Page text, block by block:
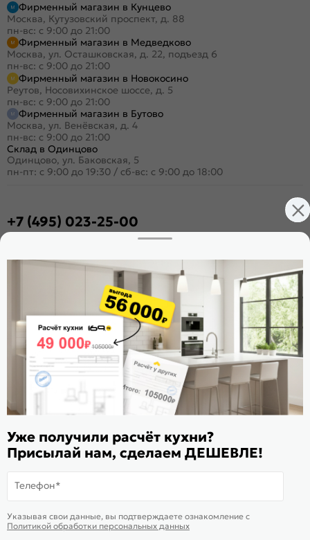
Фирменный магазин в Кунцево
Москва, Кутузовский проспект, д. 88
пн-вс: с 9:00 до 21:00
Фирменный магазин в Медведково
Москва, ул. Осташковская, д. 22, подъезд 6
пн-вс: с 9:00 до 21:00
Фирменный магазин в Новокосино
Реутов, Носовихинское шоссе, д. 5
пн-вс: с 9:00 до 21:00
Фирменный магазин в Бутово
Москва, ул. Венёвская, д. 4
пн-вс: с 9:00 до 21:00
Склад в Одинцово
Одинцово, ул. Баковская, 5
пн-пт: с 9:00 до 19:30 / сб-вс: с 9:00 до 18:00
+7 (495) 023-25-00
Стать дилером
Поделиться
Оцените магазин
ИКС 1180
© 2015—2026 Интернет-магазин мебели Mebel169.ru
Пользовательское соглашение
Политика обработки персональных данных
Карта сайта
технологии
Уже получили расчёт кухни?
Присылай нам, сделаем ДЕШЕВЛЕ!
Телефон*
Указывая свои данные, вы подтверждаете ознакомление c
Политикой обработки персональных данных